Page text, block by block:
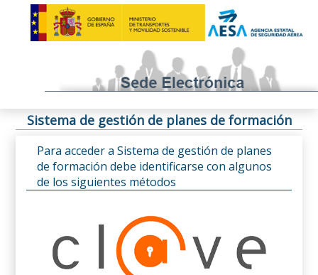
Sistema de gestión de planes de formación
Para acceder a Sistema de gestión de planes
de formación debe identificarse con algunos
de los siguientes métodos